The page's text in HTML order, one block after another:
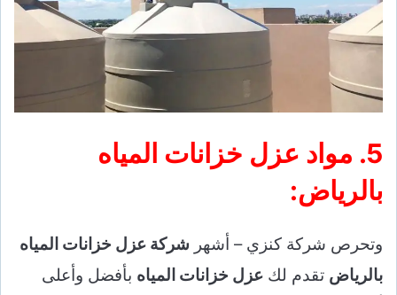
5. مواد عزل خزانات المياه
بالرياض:
وتحرص شركة كنزي – أشهر شركة عزل خزانات المياه
بالرياض تقدم لك عزل خزانات المياه بأفضل وأعلى